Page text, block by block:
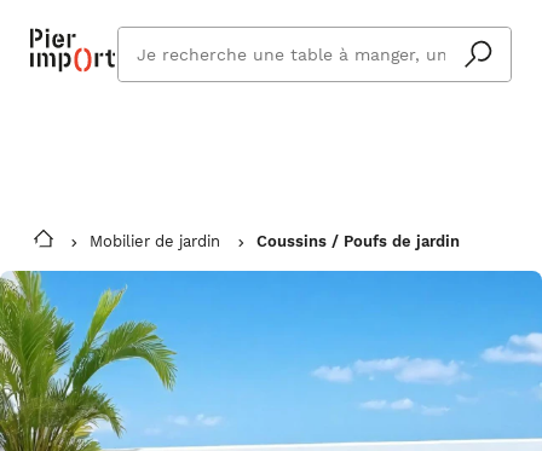
Vous êtes absent ? Pier Import s'adapte
et vous livre à votre retour.
En savoir plus
cherchez
vous ?
Mobilier de jardin Coussins / Poufs de jardin